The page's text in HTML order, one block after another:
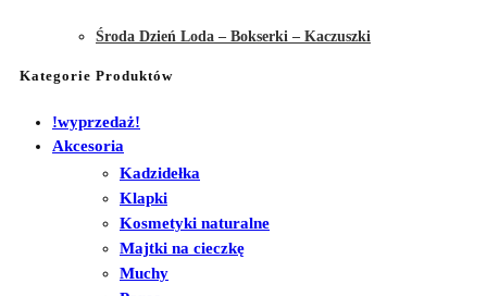
Środa Dzień Loda – Bokserki – Kaczuszki
Kategorie Produktów
!wyprzedaż!
Akcesoria
Kadzidełka
Klapki
Kosmetyki naturalne
Majtki na cieczkę
Muchy